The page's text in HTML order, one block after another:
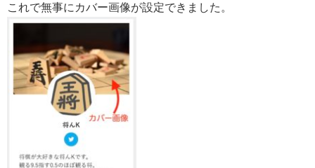
これで無事にカバー画像が設定できました。